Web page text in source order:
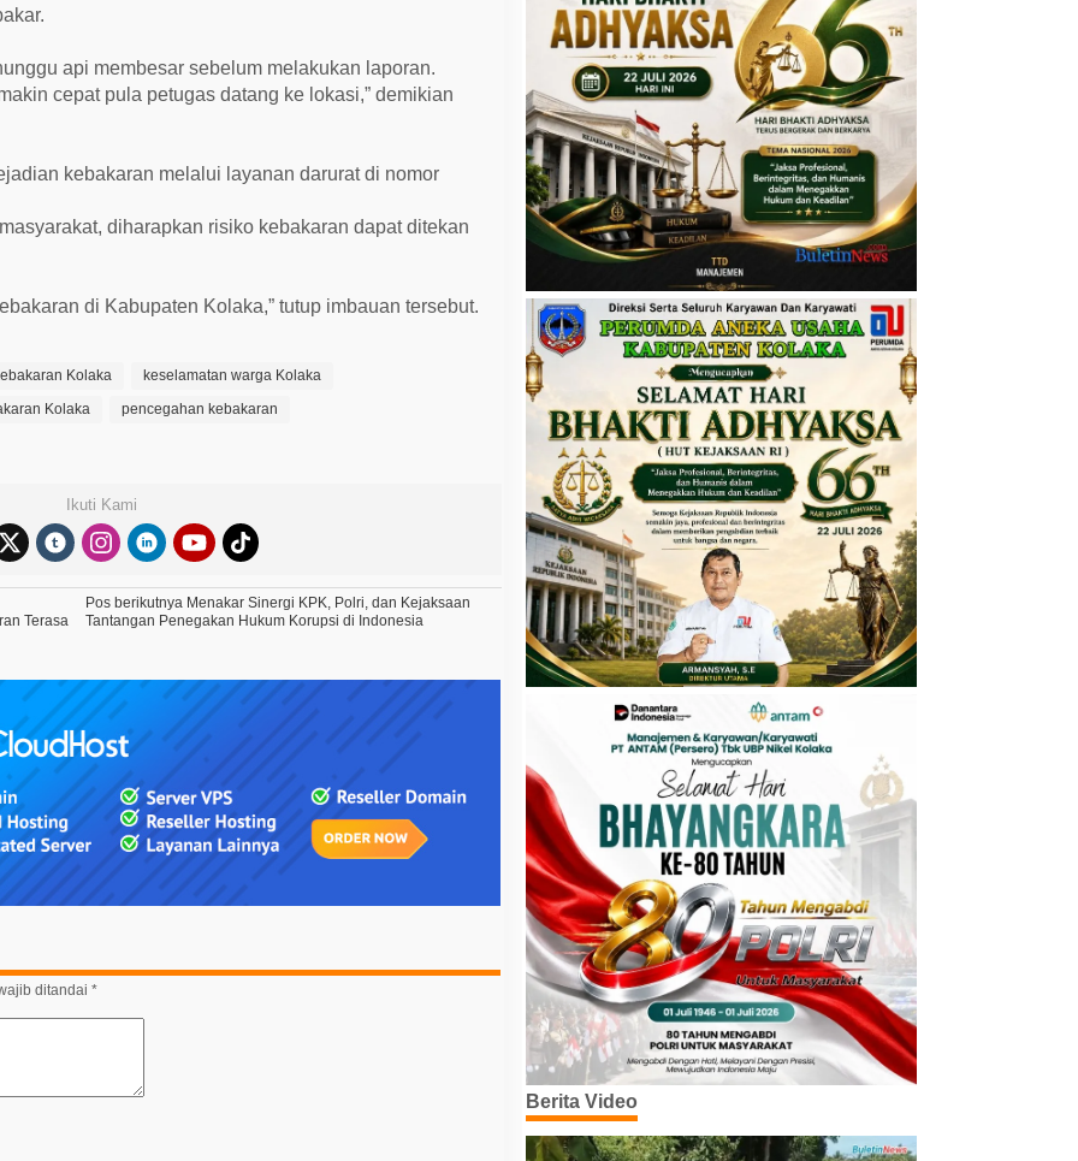
api membesar sebelum melakukan laporan.
cepat pula petugas datang ke lokasi,” demikian
kebakaran melalui layanan darurat di nomor
diharapkan risiko kebakaran dapat ditekan
di Kabupaten Kolaka,” tutup imbauan tersebut.
Kolaka
keselamatan warga Kolaka
Kolaka pencegahan kebakaran
Ikuti Kami
Terasa
Pos berikutnya Menakar Sinergi KPK, Polri, dan Kejaksaan
Tantangan Penegakan Hukum Korupsi di Indonesia
ditandai *
Berita Video